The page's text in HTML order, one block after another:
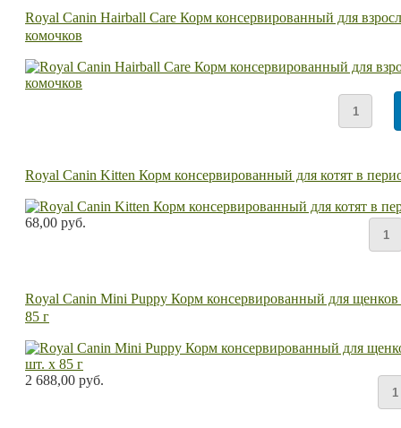
Royal Canin Hairball Care Корм консервированный для
комочков
Royal Canin Kitten Корм консервированный для котят в
68,00 руб.
Royal Canin Mini Puppy Корм консервированный для щенков
85 г
2 688,00 руб.